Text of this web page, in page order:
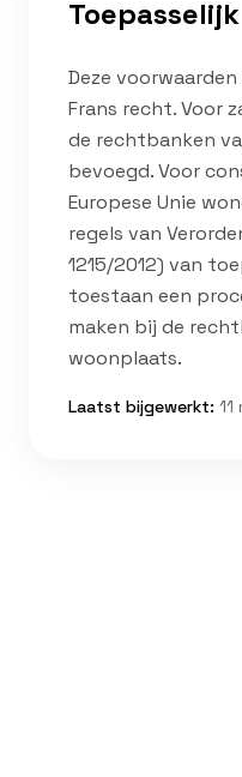
Deze
Frans recht. Voor
de rechtbanken
bevoegd. Voor
Europese Unie
regels van
1215/2012) van
toestaan een
maken bij de
woonplaats.
Laatst bijgewerkt: 11